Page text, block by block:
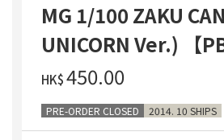
MG 1/100 ZAKU
UNICORN Ver.) 【
HK$‌450.00
PRE-ORDER CLOSED 2014. 10 SHIPS